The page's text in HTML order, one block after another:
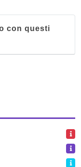
con questi